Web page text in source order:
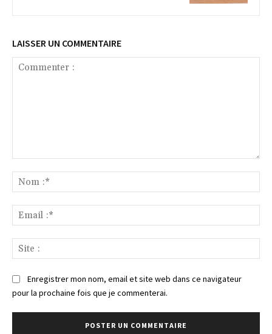
LAISSER UN COMMENTAIRE
:*
:*
:
Enregistrer mon nom, email et site web dans ce navigateur
pour la prochaine fois que je commenterai.